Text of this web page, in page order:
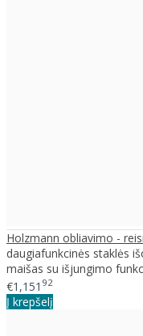
Holzmann obliavimo -
daugiafunkcinės staklės
maišas su išjungimo
€1,151 92
Į krepšelį